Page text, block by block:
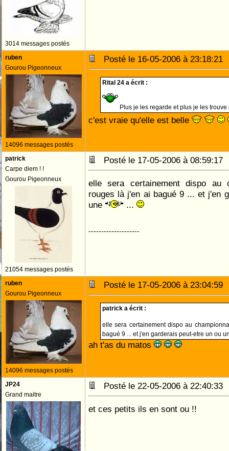
3014 messages postés
ruben
Gourou Pigeonneux
14096 messages postés
Posté le 16-05-2006 à
Rital 24 a écrit :
Plus je les regarde et plus je les
c'est vraie qu'elle est belle
patrick
Carpe diem ! !
Gourou Pigeonneux
21054 messages postés
Posté le 17-05-2006 à
elle sera certainement dispo au
rouges là j'en ai bagué 9 ... et j'en
une
...
--------------------
ruben
Gourou Pigeonneux
14096 messages postés
Posté le 17-05-2006 à
patrick a écrit :
elle sera certainement dispo au
bagué 9 ... et j'en garderais peut-etre un ou
ah t'as du matos
JP24
Grand maitre
Posté le 22-05-2006 à
et ces petits ils en sont ou !!